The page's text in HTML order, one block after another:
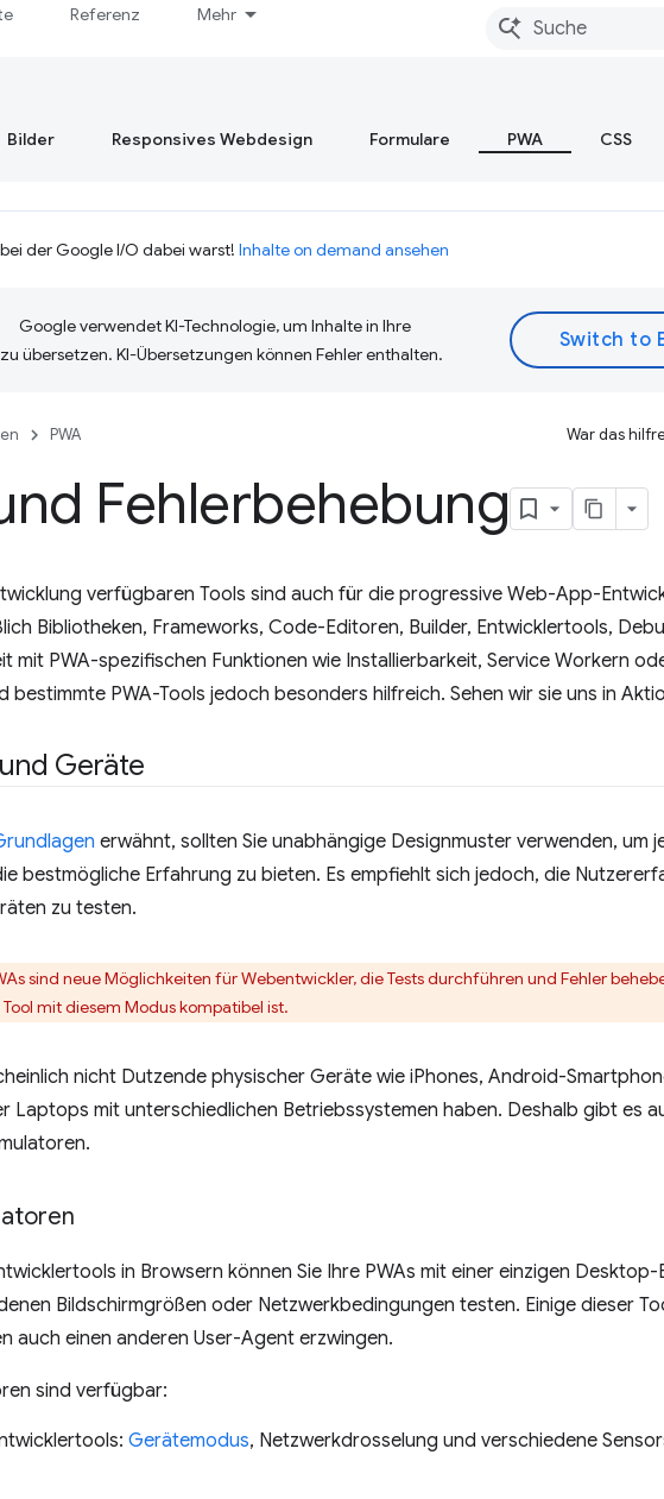
Referenz Mehr
Bilder Responsives Webdesign Formulare PWA CSS
der Google I/O dabei warst! Inhalte on demand ansehen
Google verwendet KI-Technologie, um Inhalte in Ihre
übersetzen. KI-Übersetzungen können Fehler enthalten.
PWA War das
Fehlerbehebung
verfügbaren Tools sind auch für die progressive Web-App-
Bibliotheken, Frameworks, Code-Editoren, Builder, Entwicklertools,
mit PWA-spezifischen Funktionen wie Installierbarkeit, Service Workern
bestimmte PWA-Tools jedoch besonders hilfreich. Sehen wir sie uns in
Geräte
erwähnt, sollten Sie unabhängige Designmuster verwenden, um
bestmögliche Erfahrung zu bieten. Es empfiehlt sich jedoch, die
zu testen.
sind neue Möglichkeiten für Webentwickler, die Tests durchführen und Fehler
mit diesem Modus kompatibel ist.
nicht Dutzende physischer Geräte wie iPhones, Android-
Laptops mit unterschiedlichen Betriebssystemen haben. Deshalb gibt es
in Browsern können Sie Ihre PWAs mit einer einzigen
Bildschirmgrößen oder Netzwerkbedingungen testen. Einige dieser
auch einen anderen User-Agent erzwingen.
sind verfügbar:
Gerätemodus, Netzwerkdrosselung und verschiedene